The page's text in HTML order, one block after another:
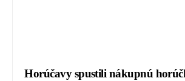
Horúčavy spustili nákupnú